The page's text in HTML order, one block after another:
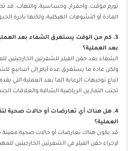
تورم مؤقت، واحمرار، وحساسية، والتهاب. قد
المادة أو التشوهات الهيكلية، ولكنها نادرة
3. كم من الوقت يستغرق الشفاء بعد
بعد العملية؟
الشفاء بعد حقن الفيلر للشفرتين
ولكن عادة ما يستغرق عدة أيام إلى أسابيع
اتباع توجيهات الرعاية الما بعد العملية التي
تجنب التمارين الرياضية الشاقة والعلاقات
4. هل هناك أي تعارضات أو حالات صحية
العملية؟
قد يكون هناك تعارضات أو حالات صحية
لإجراء حقن الفيلر في الشفرتين الخارجيتين